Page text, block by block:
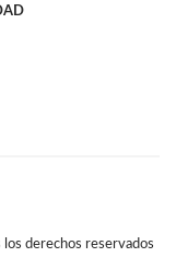
los derechos reservados